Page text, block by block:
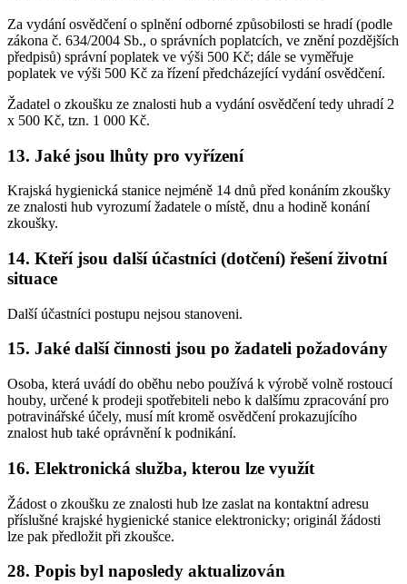
Za vydání osvědčení o splnění odborné způsobilosti se hradí (podle
zákona č. 634/2004 Sb., o správních poplatcích, ve znění pozdějších
předpisů) správní poplatek ve výši 500 Kč; dále se vyměřuje
poplatek ve výši 500 Kč za řízení předcházející vydání osvědčení.
Žadatel o zkoušku ze znalosti hub a vydání osvědčení tedy uhradí 2
x 500 Kč, tzn. 1 000 Kč.
13. Jaké jsou lhůty pro vyřízení
Krajská hygienická stanice nejméně 14 dnů před konáním zkoušky
ze znalosti hub vyrozumí žadatele o místě, dnu a hodině konání
zkoušky.
14. Kteří jsou další účastníci (dotčení) řešení životní
situace
Další účastníci postupu nejsou stanoveni.
15. Jaké další činnosti jsou po žadateli požadovány
Osoba, která uvádí do oběhu nebo používá k výrobě volně rostoucí
houby, určené k prodeji spotřebiteli nebo k dalšímu zpracování pro
potravinářské účely, musí mít kromě osvědčení prokazujícího
znalost hub také oprávnění k podnikání.
16. Elektronická služba, kterou lze využít
Žádost o zkoušku ze znalosti hub lze zaslat na kontaktní adresu
příslušné krajské hygienické stanice elektronicky; originál žádosti
lze pak předložit při zkoušce.
28. Popis byl naposledy aktualizován